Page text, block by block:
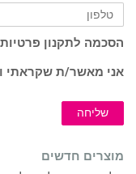
הסכמה לתקנון פרטיות
אני מאשר/ת שקראתי
שליחה
מוצרים חדשים